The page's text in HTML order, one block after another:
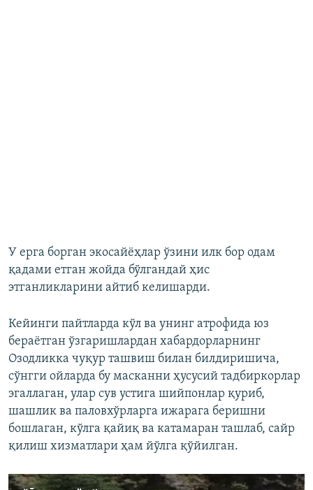
У ерга борган экосайёҳлар ўзини илк бор одам
қадами етган жойда бўлгандай ҳис
этганликларини айтиб келишарди.
Кейинги пайтларда кўл ва унинг атрофида юз
бераётган ўзгаришлардан хабардорларнинг
Озодликка чуқур ташвиш билан билдиришича,
сўнгги ойларда бу масканни ҳусусий тадбиркорлар
эгаллаган, улар сув устига шийпонлар қуриб,
шашлик ва паловхўрларга ижарага беришни
бошлаган, кўлга қайиқ ва катамаран ташлаб, сайр
қилиш хизматлари ҳам йўлга қўйилган.